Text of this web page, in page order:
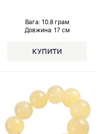
Вага: 10.8 грам
Довжина: 17 см